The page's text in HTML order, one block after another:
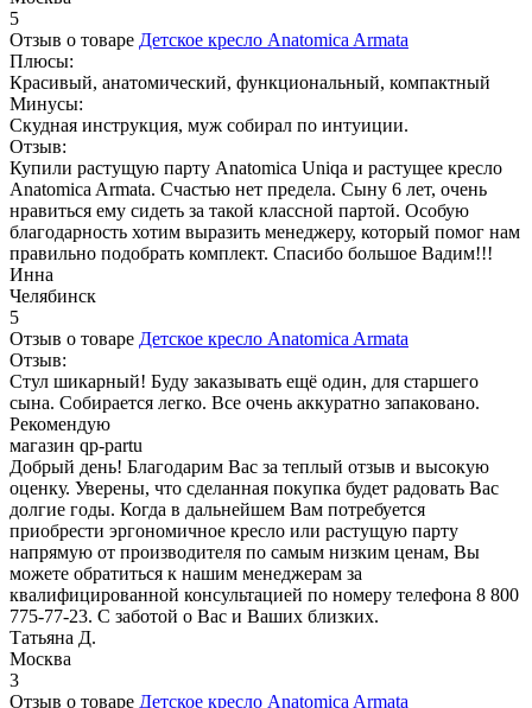
5
Отзыв о товаре Детское кресло Anatomica Armata
Плюсы:
Красивый, анатомический, функциональный, компактный
Минусы:
Скудная инструкция, муж собирал по интуиции.
Отзыв:
Купили растущую парту Anatomica Uniqa и растущее кресло
Anatomica Armata. Счастью нет предела. Сыну 6 лет, очень
нравиться ему сидеть за такой классной партой. Особую
благодарность хотим выразить менеджеру, который помог нам
правильно подобрать комплект. Спасибо большое Вадим!!!
Инна
Челябинск
5
Отзыв о товаре Детское кресло Anatomica Armata
Отзыв:
Стул шикарный! Буду заказывать ещё один, для старшего
сына. Собирается легко. Все очень аккуратно запаковано.
Рекомендую
магазин qp-partu
Добрый день! Благодарим Вас за теплый отзыв и высокую
оценку. Уверены, что сделанная покупка будет радовать Вас
долгие годы. Когда в дальнейшем Вам потребуется
приобрести эргономичное кресло или растущую парту
напрямую от производителя по самым низким ценам, Вы
можете обратиться к нашим менеджерам за
квалифицированной консультацией по номеру телефона 8 800
775-77-23. С заботой о Вас и Ваших близких.
Татьяна Д.
Москва
3
Отзыв о товаре Детское кресло Anatomica Armata